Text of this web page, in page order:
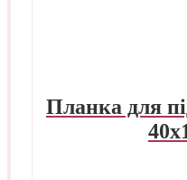
Планка для